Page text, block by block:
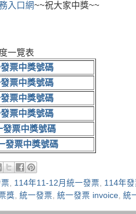
入口網~~祝大家中獎~~
一覽表
票中獎號碼
票中獎號碼
票中獎號碼
票中獎號碼
發票中獎號碼
發票中獎號碼
114年11-12月統一發票 114年
獎 統一發票 統一發票 invoice 統